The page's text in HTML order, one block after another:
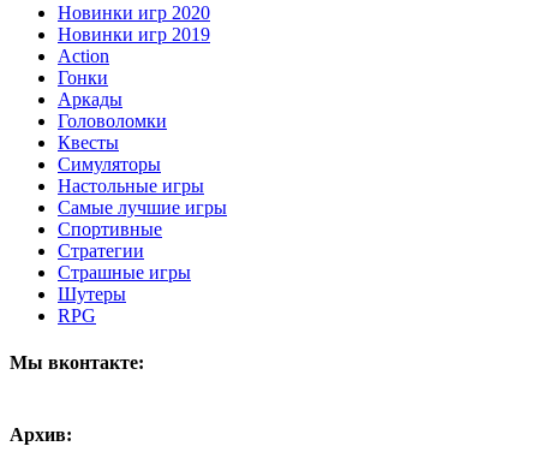
Новинки игр 2020
Новинки игр 2019
Action
Гонки
Аркады
Головоломки
Квесты
Симуляторы
Настольные игры
Самые лучшие игры
Спортивные
Стратегии
Страшные игры
Шутеры
RPG
Мы вконтакте:
Архив: